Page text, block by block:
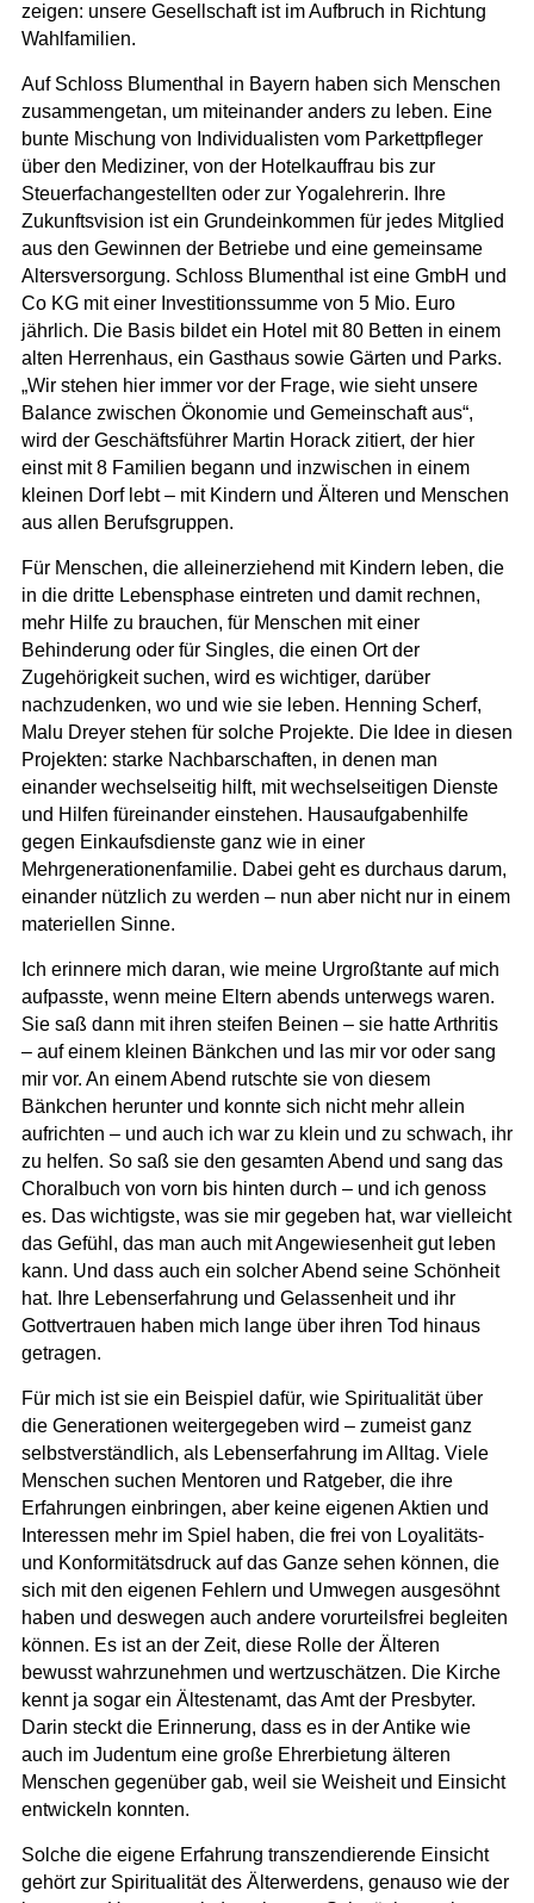
zeigen: unsere Gesellschaft ist im Aufbruch in Richtung
Wahlfamilien.
Auf Schloss Blumenthal in Bayern haben sich Menschen
zusammengetan, um miteinander anders zu leben. Eine
bunte Mischung von Individualisten vom Parkettpfleger
über den Mediziner, von der Hotelkauffrau bis zur
Steuerfachangestellten oder zur Yogalehrerin. Ihre
Zukunftsvision ist ein Grundeinkommen für jedes Mitglied
aus den Gewinnen der Betriebe und eine gemeinsame
Altersversorgung. Schloss Blumenthal ist eine GmbH und
Co KG mit einer Investitionssumme von 5 Mio. Euro
jährlich. Die Basis bildet ein Hotel mit 80 Betten in einem
alten Herrenhaus, ein Gasthaus sowie Gärten und Parks.
„Wir stehen hier immer vor der Frage, wie sieht unsere
Balance zwischen Ökonomie und Gemeinschaft aus“,
wird der Geschäftsführer Martin Horack zitiert, der hier
einst mit 8 Familien begann und inzwischen in einem
kleinen Dorf lebt – mit Kindern und Älteren und Menschen
aus allen Berufsgruppen.
Für Menschen, die alleinerziehend mit Kindern leben, die
in die dritte Lebensphase eintreten und damit rechnen,
mehr Hilfe zu brauchen, für Menschen mit einer
Behinderung oder für Singles, die einen Ort der
Zugehörigkeit suchen, wird es wichtiger, darüber
nachzudenken, wo und wie sie leben. Henning Scherf,
Malu Dreyer stehen für solche Projekte. Die Idee in diesen
Projekten: starke Nachbarschaften, in denen man
einander wechselseitig hilft, mit wechselseitigen Dienste
und Hilfen füreinander einstehen. Hausaufgabenhilfe
gegen Einkaufsdienste ganz wie in einer
Mehrgenerationenfamilie. Dabei geht es durchaus darum,
einander nützlich zu werden – nun aber nicht nur in einem
materiellen Sinne.
Ich erinnere mich daran, wie meine Urgroßtante auf mich
aufpasste, wenn meine Eltern abends unterwegs waren.
Sie saß dann mit ihren steifen Beinen – sie hatte Arthritis
– auf einem kleinen Bänkchen und las mir vor oder sang
mir vor. An einem Abend rutschte sie von diesem
Bänkchen herunter und konnte sich nicht mehr allein
aufrichten – und auch ich war zu klein und zu schwach, ihr
zu helfen. So saß sie den gesamten Abend und sang das
Choralbuch von vorn bis hinten durch – und ich genoss
es. Das wichtigste, was sie mir gegeben hat, war vielleicht
das Gefühl, das man auch mit Angewiesenheit gut leben
kann. Und dass auch ein solcher Abend seine Schönheit
hat. Ihre Lebenserfahrung und Gelassenheit und ihr
Gottvertrauen haben mich lange über ihren Tod hinaus
getragen.
Für mich ist sie ein Beispiel dafür, wie Spiritualität über
die Generationen weitergegeben wird – zumeist ganz
selbstverständlich, als Lebenserfahrung im Alltag. Viele
Menschen suchen Mentoren und Ratgeber, die ihre
Erfahrungen einbringen, aber keine eigenen Aktien und
Interessen mehr im Spiel haben, die frei von Loyalitäts-
und Konformitätsdruck auf das Ganze sehen können, die
sich mit den eigenen Fehlern und Umwegen ausgesöhnt
haben und deswegen auch andere vorurteilsfrei begleiten
können. Es ist an der Zeit, diese Rolle der Älteren
bewusst wahrzunehmen und wertzuschätzen. Die Kirche
kennt ja sogar ein Ältestenamt, das Amt der Presbyter.
Darin steckt die Erinnerung, dass es in der Antike wie
auch im Judentum eine große Ehrerbietung älteren
Menschen gegenüber gab, weil sie Weisheit und Einsicht
entwickeln konnten.
Solche die eigene Erfahrung transzendierende Einsicht
gehört zur Spiritualität des Älterwerdens, genauso wie der